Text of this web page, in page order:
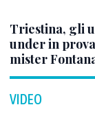
Triestina, gli
under in
mister
VIDEO